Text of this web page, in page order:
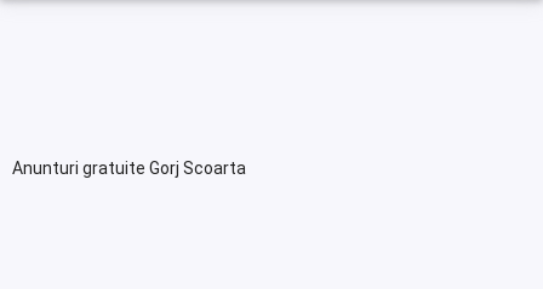
Anunturi gratuite Gorj Scoarta